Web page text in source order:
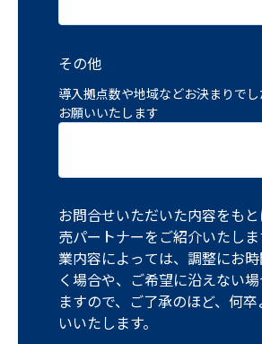
その他
導入拠点数や地域などお決まりで
お願いいたします
お問合せいただいた内容をも
売パートナーをご紹介いたし
業内容によっては、調整にお
く場合や、ご希望に沿えない
ますので、ご了承のほど、何
いいたします。